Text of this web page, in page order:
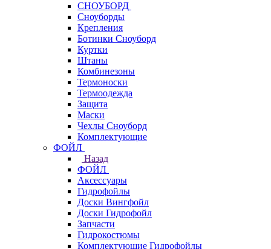
СНОУБОРД
Сноуборды
Крепления
Ботинки Сноуборд
Куртки
Штаны
Комбинезоны
Термоноски
Термоодежда
Защита
Маски
Чехлы Сноуборд
Комплектующие
ФОЙЛ
Назад
ФОЙЛ
Аксессуары
Гидрофойлы
Доски Вингфойл
Доски Гидрофойл
Запчасти
Гидрокостюмы
Комплектующие Гидрофойлы